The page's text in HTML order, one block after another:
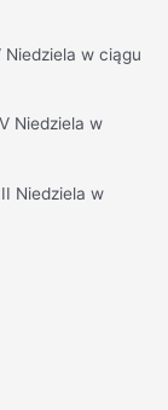
Niedziela w ciągu
Niedziela w
Niedziela w